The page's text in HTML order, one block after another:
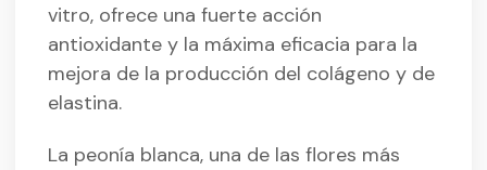
vitro, ofrece una fuerte acción
antioxidante y la máxima eficacia para la
mejora de la producción del colágeno y de
elastina.
La peonía blanca, una de las flores más